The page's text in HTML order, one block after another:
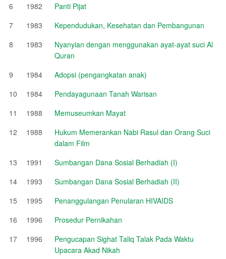
6
1982
Panti Pijat
7
1983
Kependudukan, Kesehatan dan Pembangunan
8
1983
Nyanyian dengan menggunakan ayat-ayat suci Al
Quran
9
1984
Adopsi (pengangkatan anak)
10
1984
Pendayagunaan Tanah Warisan
11
1988
Memuseumkan Mayat
12
1988
Hukum Memerankan Nabi Rasul dan Orang Suci
dalam Film
13
1991
Sumbangan Dana Sosial Berhadiah (I)
14
1993
Sumbangan Dana Sosial Berhadiah (II)
15
1995
Penanggulangan Penularan HIVAIDS
16
1996
Prosedur Pernikahan
17
1996
Pengucapan Sighat Taliq Talak Pada Waktu
Upacara Akad Nikah